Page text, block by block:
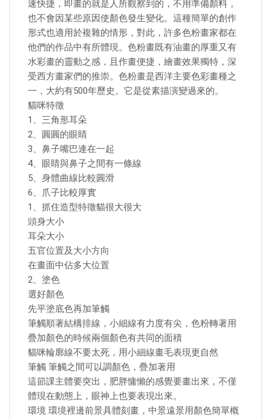
速快捷，即畫的就是人所觀察到的，不用準備顏料，
也不會因某些原因使顏色發生變化。這種簡單的創作
形式也適用於複雜的情形，對此，許多色粉畫家都在
他們的作品中有所體現。色粉畫既有油畫的厚重又有
水彩畫的靈動之感，且作畫便捷，繪畫效果獨特，深
受西方畫家們的推崇。色粉畫是西洋主要色彩畫種之
一，大約有500年歷史。它是從素描演變過來的。
貓咪特徵
1、三角形耳朵
2、圓圓的眼睛
3、鼻子嘴巴連在一起
4、眼睛與鼻子之間有一條線
5、身體曲線比較圓滑
6、爪子比較厚實
1、抓住造型特徵貓很大很大
頭身大小
耳朵大小
五官位置及大小方向
在畫面中佔多大位置
2、塗色
選好顏色
先平塗底色再加筆觸
筆觸順著結構排線，小細線有力度有尖，色粉轉著用
疊加顏色的時候兩個顏色有共同的面積
貓咪輪廓線不要太死，用小細線畫毛表現更自然
筆觸 筆觸之間可以調顏色，疊加著用
這節課主體要突出，肥胖慵懶的感覺要畫出來，不僅
體現在動態上，眼神上也要表現出來。
環境 環境裡邊前景具體刻畫，中景遠景用顏色簡單概